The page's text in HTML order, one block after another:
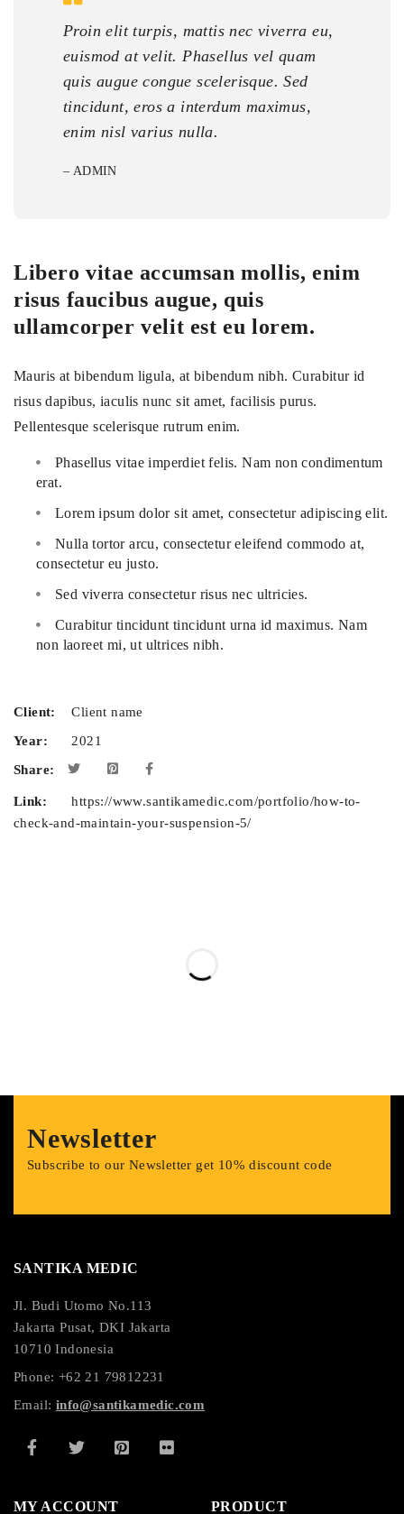
Proin elit turpis, mattis nec viverra eu,
euismod at velit. Phasellus vel quam
quis augue congue scelerisque. Sed
tincidunt, eros a interdum maximus,
enim nisl varius nulla.
– ADMIN
Libero vitae accumsan mollis, enim
risus faucibus augue, quis
ullamcorper velit est eu lorem.
Mauris at bibendum ligula, at bibendum nibh. Curabitur id
risus dapibus, iaculis nunc sit amet, facilisis purus.
Pellentesque scelerisque rutrum enim.
Phasellus vitae imperdiet felis. Nam non condimentum
erat.
Lorem ipsum dolor sit amet, consectetur adipiscing elit.
Nulla tortor arcu, consectetur eleifend commodo at,
consectetur eu justo.
Sed viverra consectetur risus nec ultricies.
Curabitur tincidunt tincidunt urna id maximus. Nam
non laoreet mi, ut ultrices nibh.
Client:
Client name
Year:
2021
Share:
Link:
https://www.santikamedic.com/portfolio/how-to-
check-and-maintain-your-suspension-5/
Newsletter
Subscribe to our Newsletter get 10% discount code
SANTIKA MEDIC
Jl. Budi Utomo No.113
Jakarta Pusat, DKI Jakarta
10710 Indonesia
Phone: +62 21 79812231
Email: info@santikamedic.com
MY ACCOUNT PRODUCT